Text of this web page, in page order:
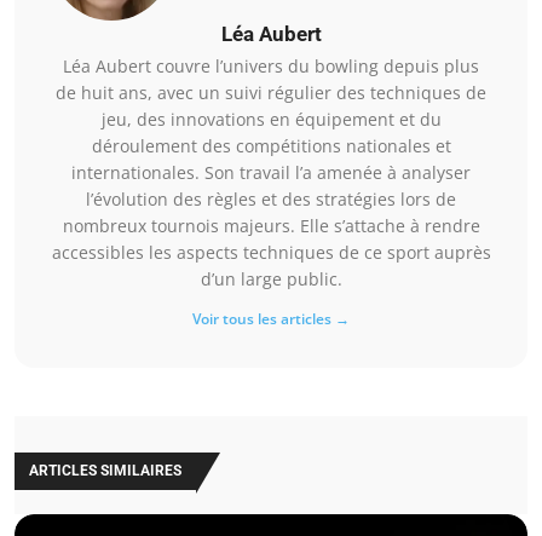
Léa Aubert
Léa Aubert couvre l’univers du bowling depuis plus
de huit ans, avec un suivi régulier des techniques de
jeu, des innovations en équipement et du
déroulement des compétitions nationales et
internationales. Son travail l’a amenée à analyser
l’évolution des règles et des stratégies lors de
nombreux tournois majeurs. Elle s’attache à rendre
accessibles les aspects techniques de ce sport auprès
d’un large public.
Voir tous les articles →
ARTICLES SIMILAIRES